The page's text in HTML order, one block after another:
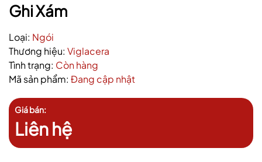
Ghi Xám
Loại: Ngói
Thương hiệu: Viglacera
Tình trạng: Còn hàng
Mã sản phẩm: Đang cập nhật
Giá bán:
Liên hệ